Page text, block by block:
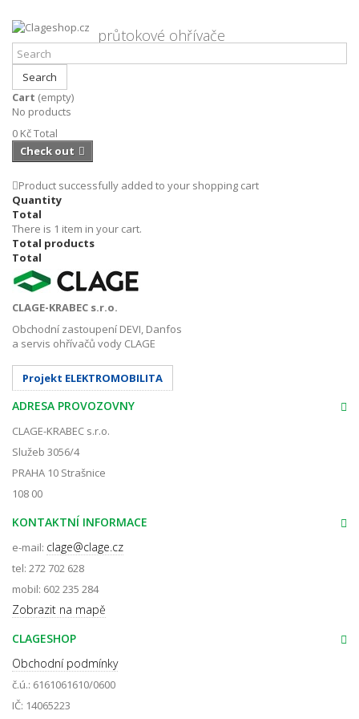
průtokové ohřívače
Search
Cart (empty)
No products
0 KčTotal
Check out
Product successfully added to your shopping cart
Quantity
Total
There is 1 item in your cart.
Total products
Total
Authentication
AUTHENTICATION
CLAGE-KRABEC s.r.o.
Obchodní zastoupení DEVI, Danfos
a servis ohřívačů vody CLAGE
Projekt ELEKTROMOBILITA
ADRESA PROVOZOVNY
CLAGE-KRABEC s.r.o.
Služeb 3056/4
PRAHA 10 Strašnice
108 00
KONTAKTNÍ INFORMACE
e-mail: clage@clage.cz
tel: 272 702 628
mobil: 602 235 284
Zobrazit na mapě
CLAGESHOP
Obchodní podmínky
č.ú.: 6161061610/0600
IČ: 14065223